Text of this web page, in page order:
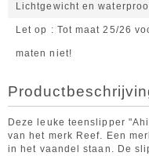
Lichtgewicht en
Let op Tot maat 25/26
maten niet!
Deze leuke teenslipper
van het merk Reef. Een
in het vaandel staan. De